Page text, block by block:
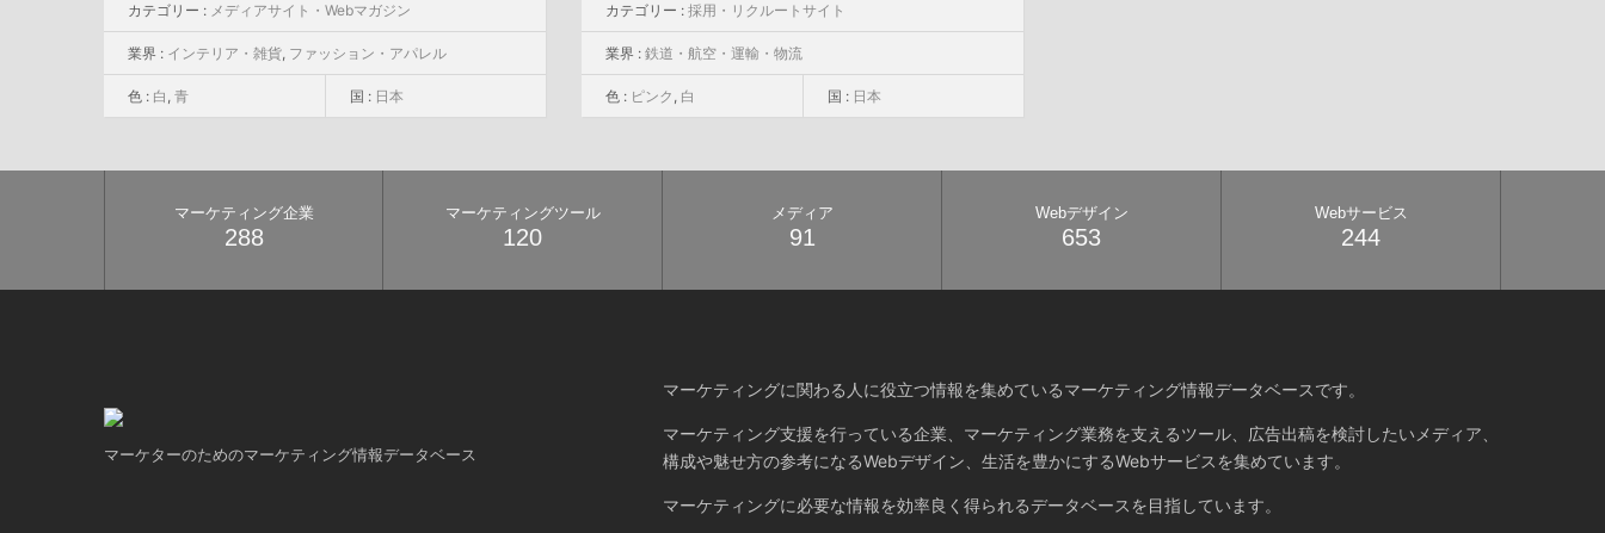
カテゴリー : メディアサイト・Webマガジン
業界 : インテリア・雑貨, ファッション・アパレル
色 : 白 , 青 国 : 日本
カテゴリー : 採用・リクルートサイト
業界 : 鉄道・航空・運輸・物流
色 : ピンク , 白 国 : 日本
マーケティング企業
288
マーケティングツール
120
メディア
91
Webデザイン
653
Webサービス
244
マーケターのためのマーケティング情報データベース
マーケティングに関わる人に役立つ情報を集めているマーケティング情報データベースです。
マーケティング支援を行っている企業、マーケティング業務を支えるツール、広告出稿を検討したいメディア、
構成や魅せ方の参考になるWebデザイン、生活を豊かにするWebサービスを集めています。
マーケティングに必要な情報を効率良く得られるデータベースを目指しています。